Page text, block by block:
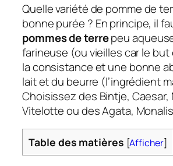
Quelle variété de pomme de
bonne purée ? En principe, il
pommes de terrepeu
farineuse (ou vieilles car le but
la consistance et une bonne
lait et du beurre (l’ingrédient
Choisissez des Bintje, Caesar,
Vitelotte ou des Agata,
Table des matières [Afficher]